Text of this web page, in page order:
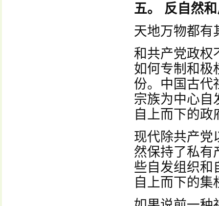
五。 反自然
天地万物都有
和共产党政权
如何专制和极
份。中国古代
宗族为中心自
自上而下的
现代除共产党
然保持了私有
些自发组织和
自上而下的集